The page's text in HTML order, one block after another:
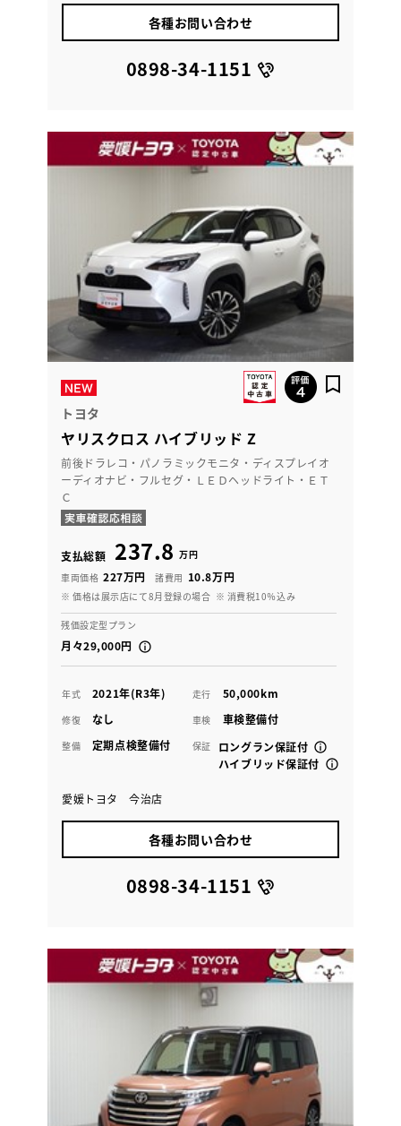
各種お問い合わせ
0898-34-1151
トヨタ
ヤリスクロス ハイブリッド Z
前後ドラレコ・パノラミックモニタ・ディスプレイオ
ーディオナビ・フルセグ・ＬＥＤヘッドライト・ＥＴ
Ｃ
支払総額 237.8 万円
車両価格 227万円 諸費用 10.8万円
※ 価格は展示店にて8月登録の場合 ※ 消費税10％込み
残価設定型プラン
月々29,000円
年式 2021年(R3年) 走行 50,000km
修復 なし 車検 車検整備付
整備 定期点検整備付 保証
ロングラン保証付
ハイブリッド保証付
愛媛トヨタ 今治店
各種お問い合わせ
0898-34-1151